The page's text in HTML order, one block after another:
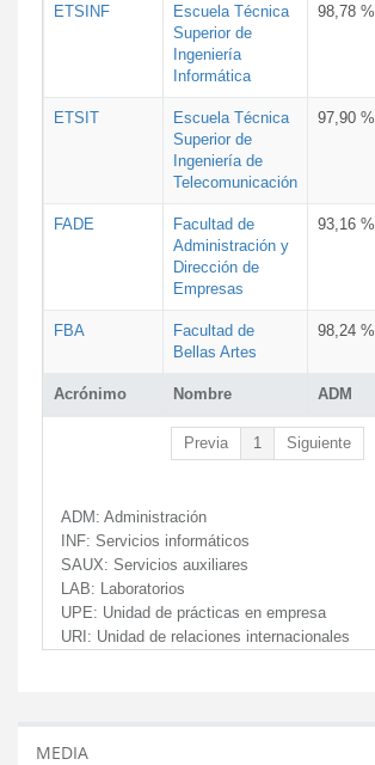
Acrónimo Nombre ADM
ETSINF
Escuela Técnica
Superior de
Ingeniería
Informática
98,78 %
ETSIT
Escuela Técnica
Superior de
Ingeniería de
Telecomunicación
97,90 %
FADE
Facultad de
Administración y
Dirección de
Empresas
93,16 %
FBA
Facultad de
Bellas Artes
98,24 %
Previa 1 Siguiente
ADM: Administración
INF: Servicios informáticos
SAUX: Servicios auxiliares
LAB: Laboratorios
UPE: Unidad de prácticas en empresa
URI: Unidad de relaciones internacionales
MEDIA